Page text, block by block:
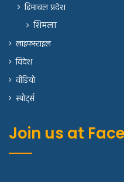
हिमाचल प्रदेश
शिमला
लाइफस्टाइल
विदेश
वीडियो
स्पोर्ट्स
Join us at